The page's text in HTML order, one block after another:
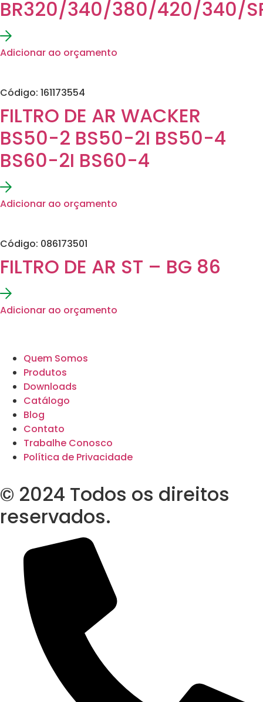
BR320/340/380/420/340/
Adicionar ao orçamento
Código: 161173554
FILTRO DE AR WACKER
BS50-2 BS50-2I BS50-4
BS60-2I BS60-4
Adicionar ao orçamento
Código: 086173501
FILTRO DE AR ST – BG 86
Adicionar ao orçamento
Quem Somos
Produtos
Downloads
Catálogo
Blog
Contato
Trabalhe Conosco
Política de Privacidade
© 2024 Todos os direitos
reservados.